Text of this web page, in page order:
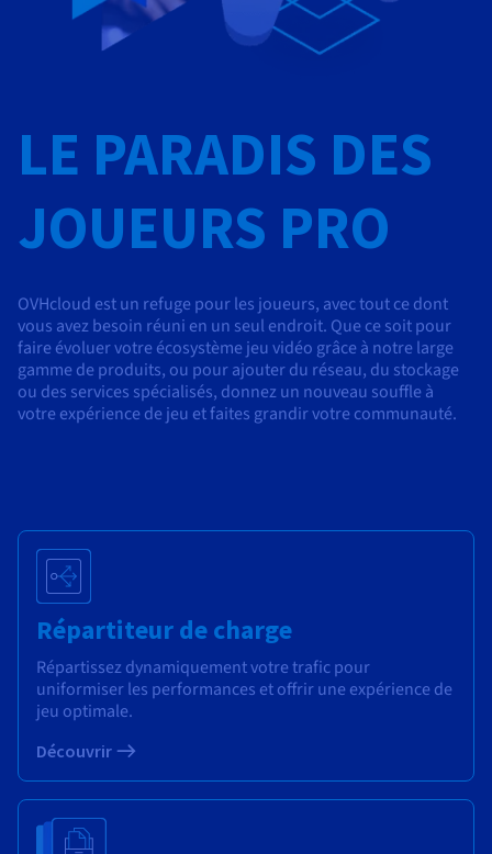
LE PARADIS DES
JOUEURS PRO
OVHcloud est un refuge pour les joueurs, avec tout ce dont
vous avez besoin réuni en un seul endroit. Que ce soit pour
faire évoluer votre écosystème jeu vidéo grâce à notre large
gamme de produits, ou pour ajouter du réseau, du stockage
ou des services spécialisés, donnez un nouveau souffle à
votre expérience de jeu et faites grandir votre communauté.
Répartiteur de charge
Répartissez dynamiquement votre trafic pour
uniformiser les performances et offrir une expérience de
jeu optimale.
Découvrir